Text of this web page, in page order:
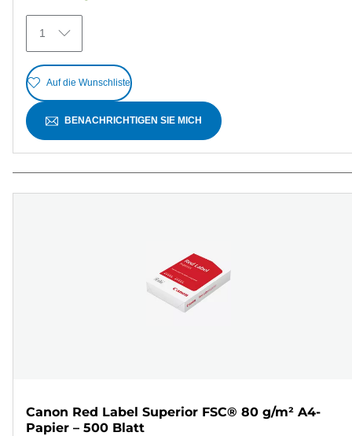
Bewertungen
1
Auf die Wunschliste
BENACHRICHTIGEN SIE MICH
Canon Red Label Superior FSC® 80 g/m² A4-
Papier – 500 Blatt